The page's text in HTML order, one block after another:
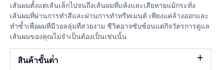
เส้นผมตั้งแต่เส้นเล็กไปจนถึงเส้นผมที่แห้งและเสียหายแม้กระทั่ง
เส้นผมที่ผ่านการทำสีและผ่านการทำทรีทเมนต์ เพียงแค่ล้างออกและ
ทำซ้ำเพื่อผมที่มีวอลลุ่มที่สวยงาม ชีวิตอาจซับซ้อนแต่กิจวัตรการดูแล
เส้นผมของคุณไม่จำเป็นต้องเป็นเช่นนั้น
สินค้าขั้นต่ํา